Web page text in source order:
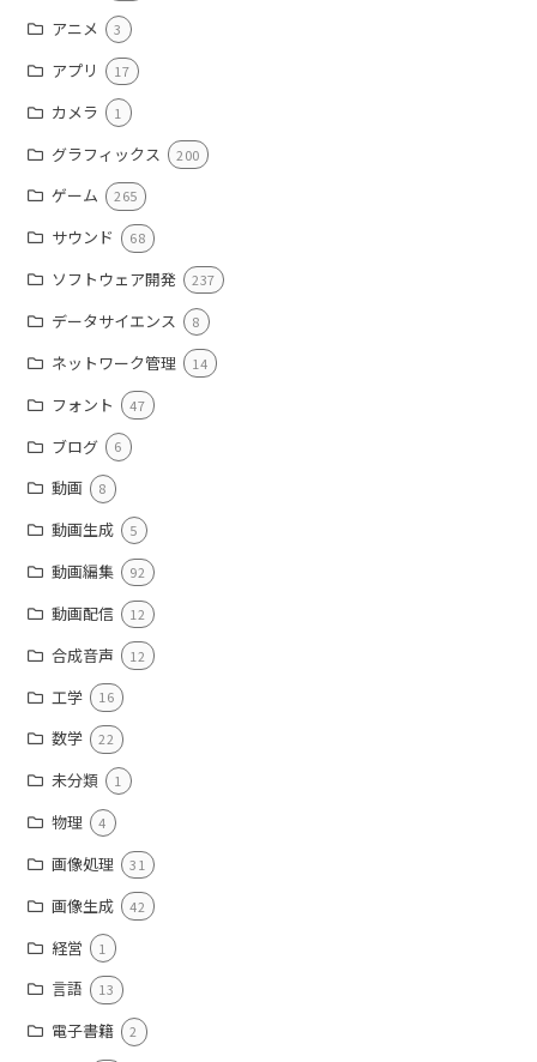
アニメ 3
アプリ 17
カメラ 1
グラフィックス 200
ゲーム 265
サウンド 68
ソフトウェア開発 237
データサイエンス 8
ネットワーク管理 14
フォント 47
ブログ 6
動画 8
動画生成 5
動画編集 92
動画配信 12
合成音声 12
工学 16
数学 22
未分類 1
物理 4
画像処理 31
画像生成 42
経営 1
言語 13
電子書籍 2